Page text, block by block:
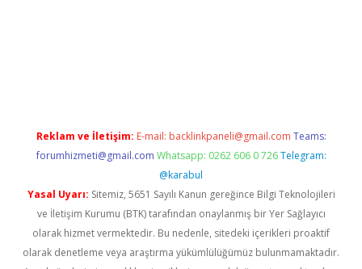
Reklam ve İletişim: E-mail: backlinkpaneli@gmail.com Teams:
forumhizmeti@gmail.com Whatsapp: 0262 606 0 726 Telegram:
@karabul
Yasal Uyarı: Sitemiz, 5651 Sayılı Kanun gereğince Bilgi Teknolojileri
ve İletişim Kurumu (BTK) tarafından onaylanmış bir Yer Sağlayıcı
olarak hizmet vermektedir. Bu nedenle, sitedeki içerikleri proaktif
olarak denetleme veya araştırma yükümlülüğümüz bulunmamaktadır.